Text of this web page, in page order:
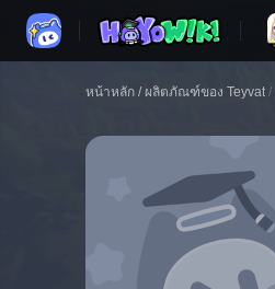
หน้าหลัก / ผลิตภัณฑ์ของ Teyvat /